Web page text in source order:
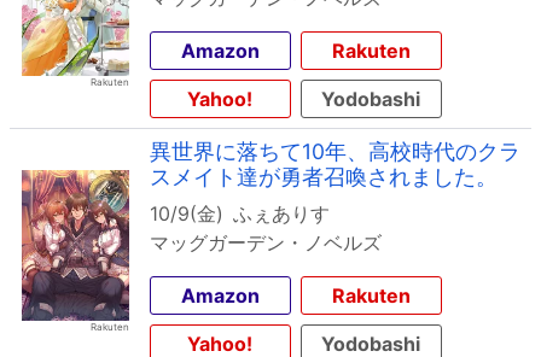
Amazon
Rakuten
Yahoo!
Yodobashi
異世界に落ちて10年、高校時代のクラ
スメイト達が勇者召喚されました。
10/9(金) ふぇありす
マッグガーデン・ノベルズ
Amazon
Rakuten
Yahoo!
Yodobashi